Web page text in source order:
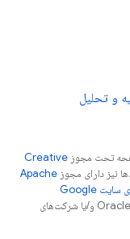
و تحلیل
تحت مجوز Creative
نیز دارای مجوز Apache
خطمشی‌های سایت Google
مراجعه کنید. جاوا علامت تجاری ثبت‌شده Oracle و/یا شرکت‌های